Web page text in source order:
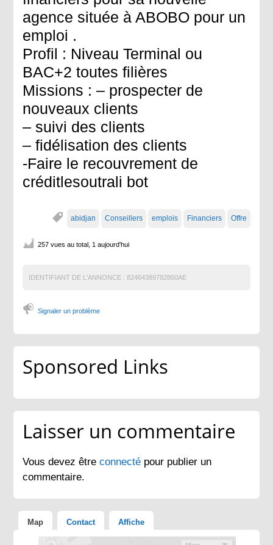
agence située à ABOBO pour un
emploi .
Profil : Niveau Terminal ou
BAC+2 toutes filières
Missions : – prospecter de
nouveaux clients
– suivi des clients
– fidélisation des clients
-Faire le recouvrement de
créditlesoutrali bot
abidjan Conseillers emplois Financiers Offre
257 vues au total, 1 aujourd'hui
IDENTIFIANT DE L'ANNONCE : 82464389782860AE
Signaler un problème
Sponsored Links
Laisser un commentaire
Vous devez êtreconnecté pour publier un
commentaire.
Map Contact Affiche